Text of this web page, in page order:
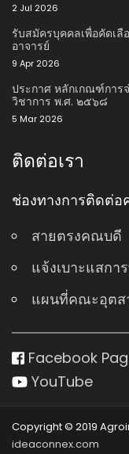
2 Jul 2026
รับสมัครบุคคลเพื่อคัดเ
อาจารย์
9 Apr 2026
ประกาศ หลักเกณฑ์การ
วิชาการ พ.ศ. ๒๕๖๘
5 Mar 2026
ติดต่อเรา
ช่องทางการติดต่
สายตรงคณบดี
แจ้งเบาะแสกา
แผนที่คณะอุตส
Facebook
YouTube
Copyright © 2019
ideaconnex.com